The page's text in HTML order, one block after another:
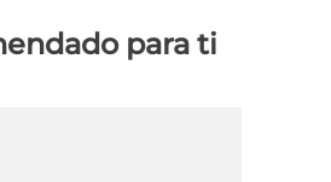
para ti